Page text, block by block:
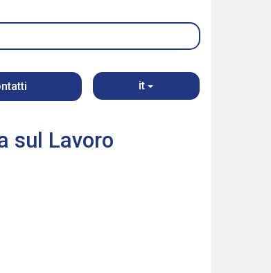
it
sul Lavoro